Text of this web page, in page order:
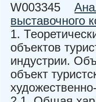
W003345
выставочного
1.
объектов
индустрии.
объект